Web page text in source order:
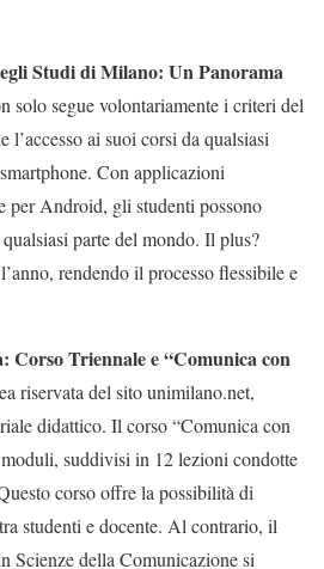
Studi di Milano: Un Panorama
solo segue volontariamente i criteri del
l’accesso ai suoi corsi da qualsiasi
Con applicazioni
per Android, gli studenti possono
parte del mondo. Il plus?
rendendo il processo flessibile e
Corso Triennale e “Comunica con
riservata del sito unimilano.net,
didattico. Il corso “Comunica con
suddivisi in 12 lezioni condotte
corso offre la possibilità di
studenti e docente. Al contrario, il
Scienze della Comunicazione si